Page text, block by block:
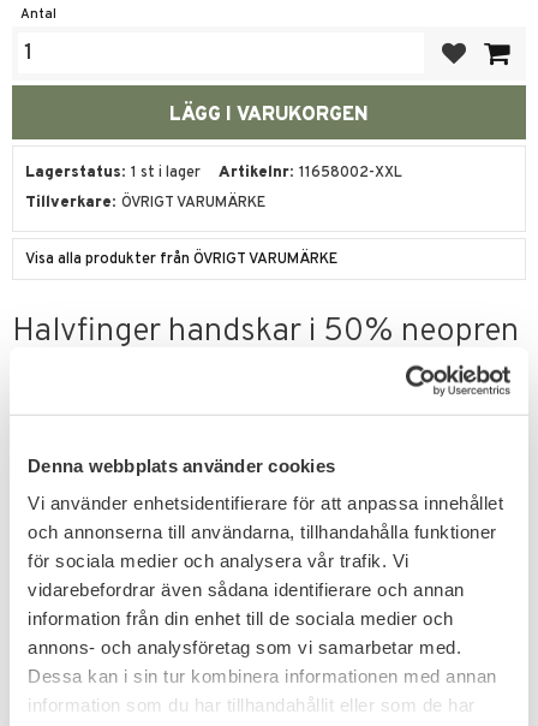
Denna webbplats använder cookies
Vi använder enhetsidentifierare för att anpassa innehållet
och annonserna till användarna, tillhandahålla funktioner
för sociala medier och analysera vår trafik. Vi
vidarebefordrar även sådana identifierare och annan
information från din enhet till de sociala medier och
annons- och analysföretag som vi samarbetar med.
Dessa kan i sin tur kombinera informationen med annan
information som du har tillhandahållit eller som de har
Antal
Lagerstatus 1 st i lager Artikelnr 11658002-XXL
Tillverkare ÖVRIGT VARUMÄRKE
Visa alla produkter från ÖVRIGT VARUMÄRKE
Halvfinger handskar i 50% neopren
Vattentäta, stötdämpande, värmeisolerande och
Omdömen
Du